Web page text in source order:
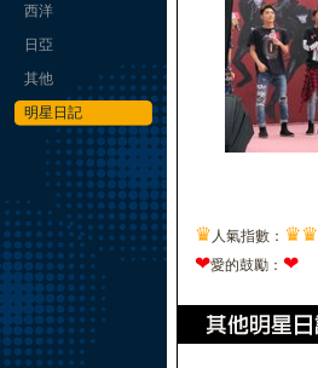
西洋
日亞
其他
明星日記
♛ 人氣指數： ♛♛
❤愛的鼓勵： ❤